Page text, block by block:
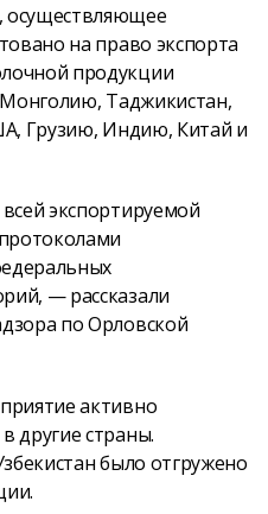
осуществляющее
на право экспорта
продукции
Таджикистан,
Грузию, Индию, Китай и
экспортируемой
— рассказали
по Орловской
активно
другие страны.
было отгружено